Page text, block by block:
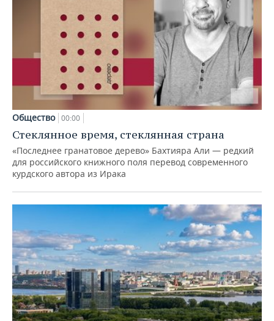
Общество 00:00
Стеклянное время, стеклянная страна
«Последнее гранатовое дерево» Бахтияра Али — редкий
для российского книжного поля перевод современного
курдского автора из Ирака